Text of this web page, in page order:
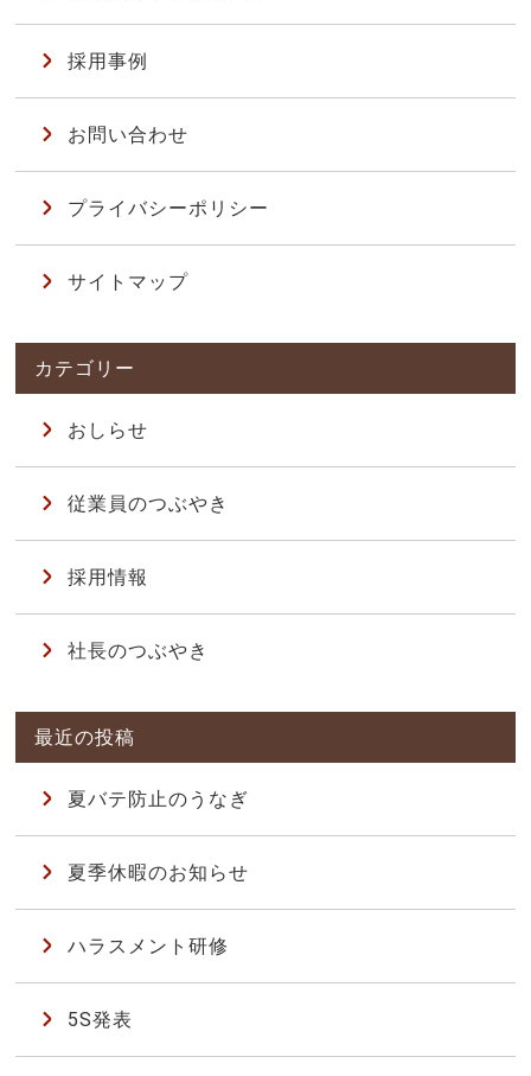
採用事例
お問い合わせ
プライバシーポリシー
サイトマップ
おしらせ
従業員のつぶやき
採用情報
社長のつぶやき
夏バテ防止のうなぎ
夏季休暇のお知らせ
ハラスメント研修
5S発表